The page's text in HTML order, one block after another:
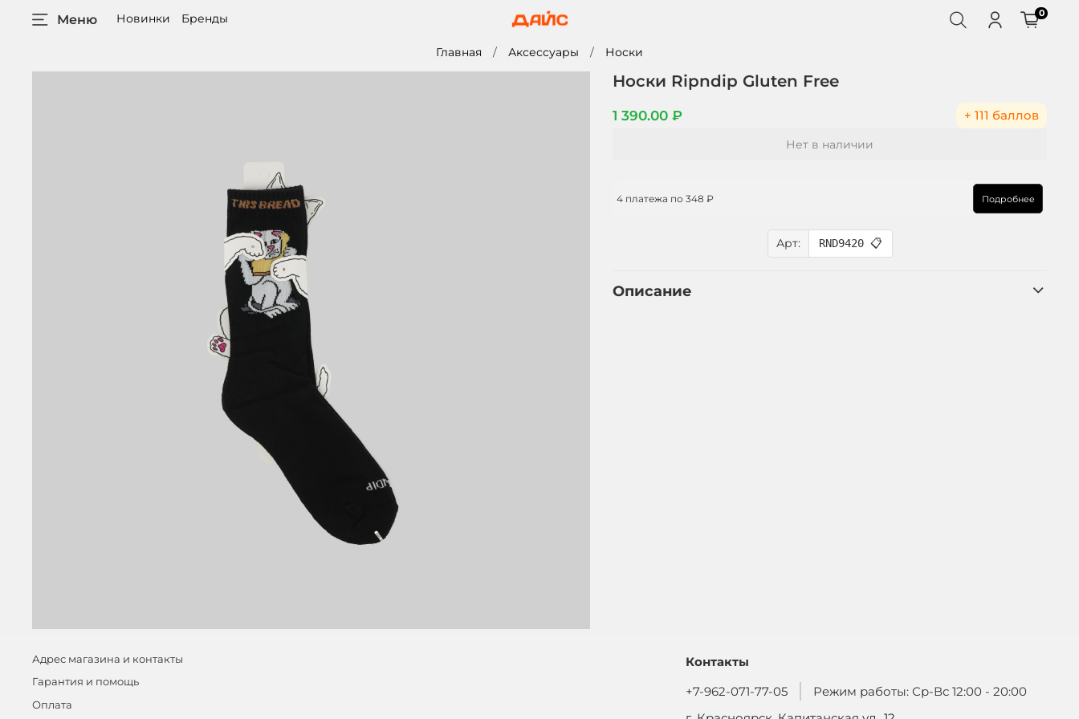
Меню Новинки Бренды 0
Главная Аксессуары Носки
Носки Ripndip Gluten Free
1 390.00 ₽ + 111 баллов
Арт: RND9420 📋
Нет в наличии
4 платежа по348 ₽ Подробнее
Описание
Адрес магазина и контакты
Гарантия и помощь
Оплата
Контакты
+7-962-071-77-05
Режим работы: Ср-Вс 12:00 - 20:00